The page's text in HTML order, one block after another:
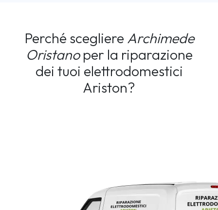
Perché scegliere Archimede
Oristanoper la riparazione
dei tuoi elettrodomestici
Ariston?